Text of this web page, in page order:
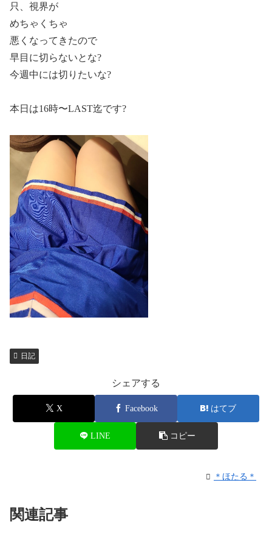
只、視界が
めちゃくちゃ
悪くなってきたので
早目に切らないとな?
今週中には切りたいな?
本日は16時〜LAST迄です?
日記
シェアする
X Facebook はてブ
LINE コピー
＊ほたる＊
関連記事